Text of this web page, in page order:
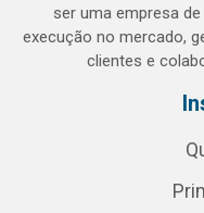
ser uma empresa
execução no mercado,
clientes e